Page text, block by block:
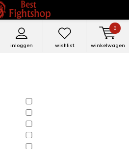
inloggen wishlist winkelwagen
0